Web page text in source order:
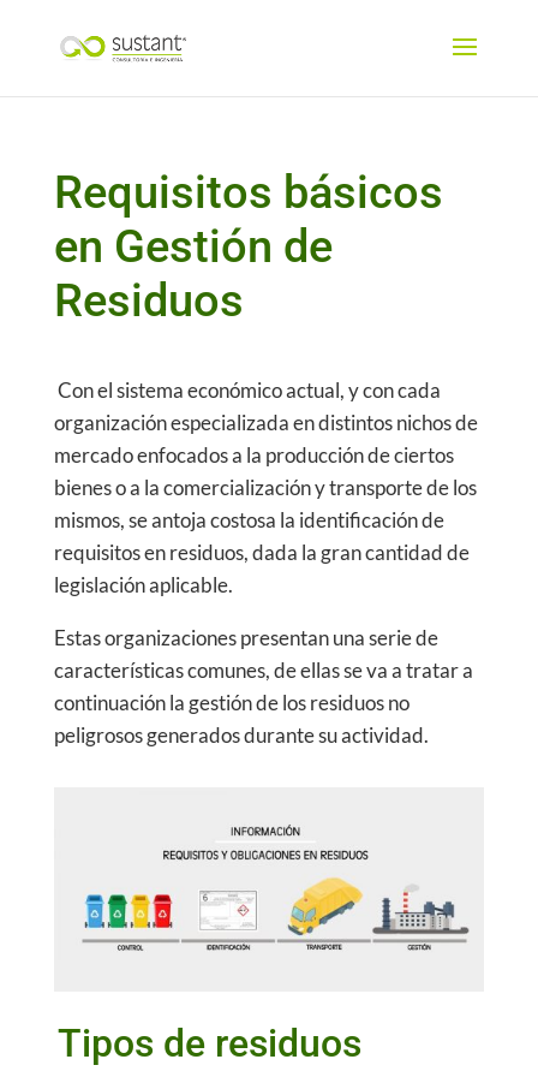
Requisitos básicos
en Gestión de
Residuos
Con el sistema económico actual, y con cada
organización especializada en distintos nichos de
mercado enfocados a la producción de ciertos
bienes o a la comercialización y transporte de los
mismos, se antoja costosa la identificación de
requisitos en residuos, dada la gran cantidad de
legislación aplicable.
Estas organizaciones presentan una serie de
características comunes, de ellas se va a tratar a
continuación la gestión de los residuos no
peligrosos generados durante su actividad.
Tipos de residuos